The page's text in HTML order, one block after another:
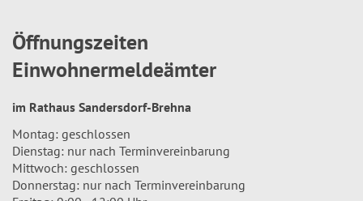
Öffnungszeiten
Einwohnermeldeämter
im Rathaus Sandersdorf-Brehna
Montag: geschlossen
Dienstag: nur nach Terminvereinbarung
Mittwoch: geschlossen
Donnerstag: nur nach Terminvereinbarung